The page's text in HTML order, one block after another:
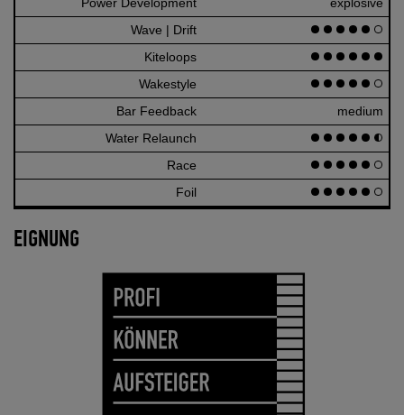
Wave | Drift
Kiteloops
Wakestyle
Bar Feedback
medium
Water Relaunch
Race
Foil
EIGNUNG